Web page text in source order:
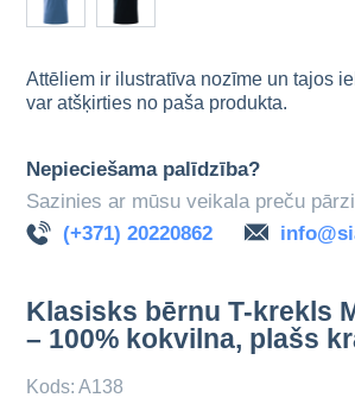
Attēliem ir ilustratīva nozīme un tajos
var atšķirties no paša produkta.
Nepieciešama palīdzība?
Sazinies ar mūsu veikala preču
(+371) 20220862
Klasisks bērnu T-krekls
– 100% kokvilna, plašs
Kods: A138